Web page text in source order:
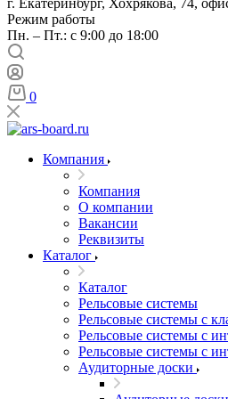
г. Екатеринбург, Хохрякова, 74,
Режим работы
Пн. – Пт.: с 9:00 до 18:00
0
Компания
Компания
О компании
Вакансии
Реквизиты
Каталог
Каталог
Рельсовые системы
Рельсовые системы с
Рельсовые системы с
Рельсовые системы с
Аудиторные доски